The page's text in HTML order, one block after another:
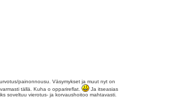
painonnousu. Väsymykset ja muut nyt on
tällä. Kuha o opparireflat.
Ja itseasias
soveltuu vierotus- ja korvaushoitoo mahtavasti.